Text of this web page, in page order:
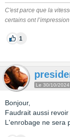
C'est parce que la
certains ont
1
Le 30/10/
Bonjour,
Faudrait aussi
L'enrobage ne sera